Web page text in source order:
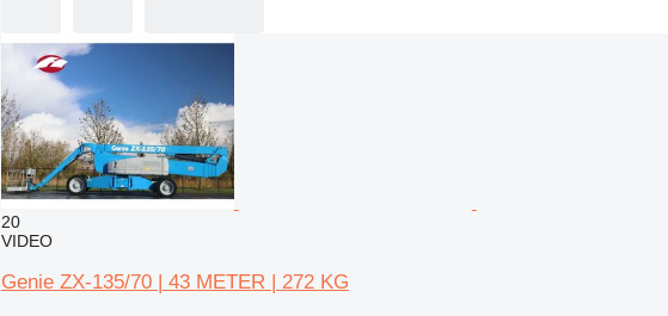
20
VIDEO
Genie ZX-135/70 | 43 METER | 272 KG